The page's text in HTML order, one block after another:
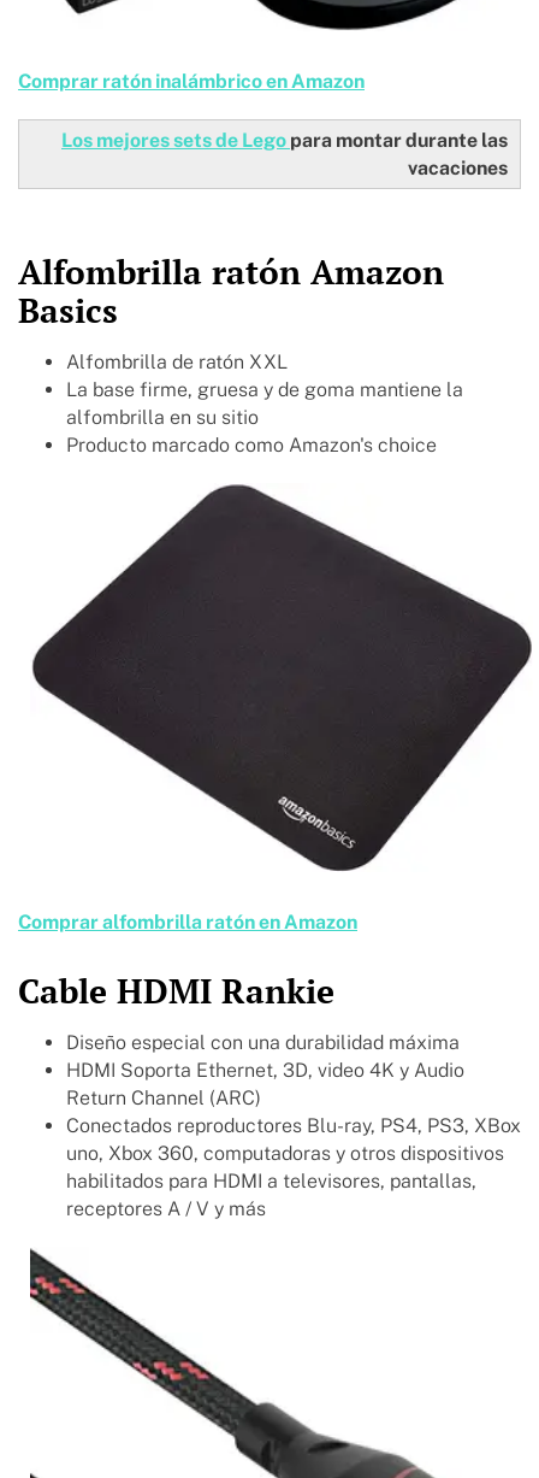
Comprar ratón inalámbrico en Amazon
Los mejores sets de Lego para montar durante las
vacaciones
Alfombrilla ratón Amazon
Basics
Alfombrilla de ratón XXL
La base firme, gruesa y de goma mantiene la
alfombrilla en su sitio
Producto marcado como Amazon's choice
Comprar alfombrilla ratón en Amazon
Cable HDMI Rankie
Diseño especial con una durabilidad máxima
HDMI Soporta Ethernet, 3D, video 4K y Audio
Return Channel (ARC)
Conectados reproductores Blu-ray, PS4, PS3, XBox
uno, Xbox 360, computadoras y otros dispositivos
habilitados para HDMI a televisores, pantallas,
receptores A / V y más